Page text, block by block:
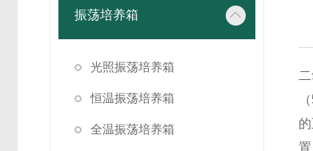
振荡培养箱
光照振荡培养箱
恒温振荡培养箱
全温振荡培养箱
（
置